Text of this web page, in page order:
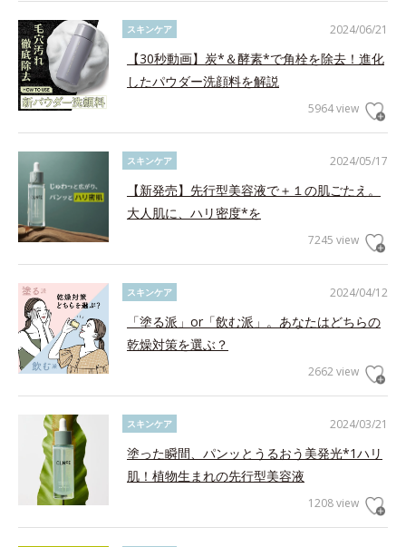
2024/06/21
スキンケア
【30秒動画】炭*＆酵素*で角栓を除去！進化
したパウダー洗顔料を解説
5964 view
2024/05/17
スキンケア
【新発売】先行型美容液で＋１の肌ごたえ。
大人肌に、ハリ密度*を
7245 view
2024/04/12
スキンケア
「塗る派」or「飲む派」。あなたはどちらの
乾燥対策を選ぶ？
2662 view
2024/03/21
スキンケア
塗った瞬間、パンッとうるおう美発光*1ハリ
肌！植物生まれの先行型美容液
1208 view